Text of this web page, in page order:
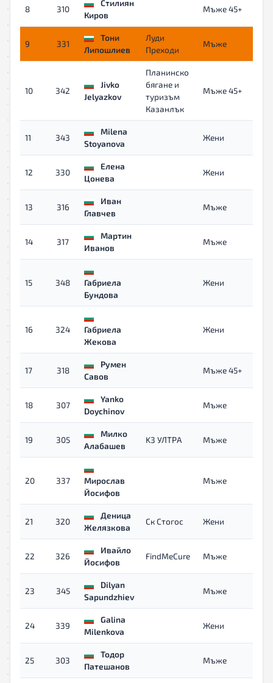
8 310
Стилиян
Киров
Мъже 45+
9 331
Тони
Липошлиев
Луди
Преходи
Мъже
10 342
Jivko
Jelyazkov
Планинско
бягане и
туризъм
Казанлък
Мъже 45+
11 343
Milena
Stoyanova
Жени
12 330
Елена
Цонева
Жени
13 316
Иван
Главчев
Мъже
14 317
Мартин
Иванов
Мъже
15 348
Габриела
Бундова
Жени
16 324
Габриела
Жекова
Жени
17 318
Румен
Савов
Мъже 45+
18 307
Yanko
Doychinov
Мъже
19 305
Милко
Алабашев
K3 УЛТРА Мъже
20 337
Мирослав
Йосифов
Мъже
21 320
Деница
Желязкова
Ск Стогос Жени
22 326
Ивайло
Йосифов
FindMeCure Мъже
23 345
Dilyan
Sapundzhiev
Мъже
24 339
Galina
Milenkova
Жени
25 303
Тодор
Патешанов
Мъже